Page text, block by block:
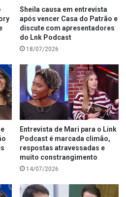
Sheila causa em entrevista
após vencer Casa do Patrão e
discute com apresentadores
do Lnk Podcast
18/07/2026
Entrevista de Mari para o Link
Podcast é marcada climão,
respostas atravessadas e
muito constrangimento
14/07/2026